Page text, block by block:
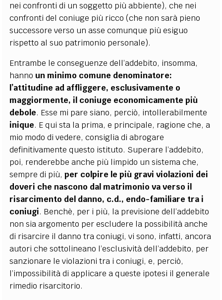
nei confronti di un soggetto più abbiente), che nei
confronti del coniuge più ricco (che non sarà pieno
successore verso un asse comunque più esiguo
rispetto al suo patrimonio personale).
Entrambe le conseguenze dell’addebito, insomma,
hanno un minimo comune denominatore:
l’attitudine ad affliggere, esclusivamente o
maggiormente, il coniuge economicamente più
debole. Esse mi pare siano, perciò, intollerabilmente
inique. E qui sta la prima, e principale, ragione che, a
mio modo di vedere, consiglia di abrogare
definitivamente questo istituto. Superare l’addebito,
poi, renderebbe anche più limpido un sistema che,
sempre di più,per colpire le più gravi violazioni dei
doveri che nascono dal matrimonio va verso il
risarcimento del danno, c.d., endo-familiare tra i
coniugi. Benchè, per i più, la previsione dell’addebito
non sia argomento per escludere la possibilità anche
di risarcire il danno tra coniugi, vi sono, infatti, ancora
autori che sottolineano l’esclusività dell’addebito, per
sanzionare le violazioni tra i coniugi, e, perciò,
l’impossibilità di applicare a queste ipotesi il generale
rimedio risarcitorio.